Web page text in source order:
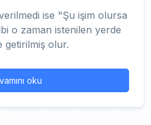
ise "Şu işim olursa
o zaman istenilen yerde
getirilmiş olur.
oku